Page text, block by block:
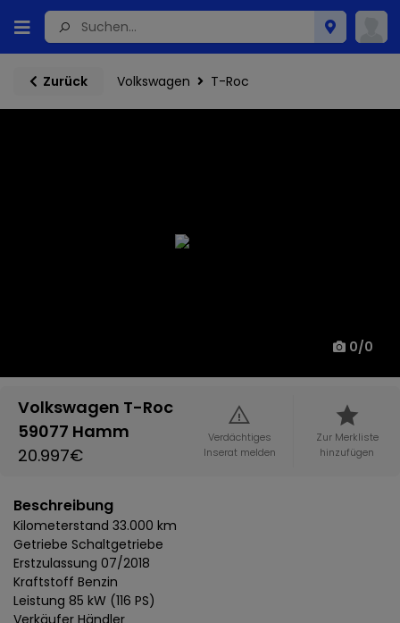
Zurück Volkswagen T-Roc
0/0
Volkswagen T-Roc
59077 Hamm
20.997€
Verdächtiges
Inserat melden
Zur Merkliste
hinzufügen
Beschreibung
Kilometerstand 33.000 km
Getriebe Schaltgetriebe
Erstzulassung 07/2018
Kraftstoff Benzin
Leistung 85 kW (116 PS)
Verkäufer Händler